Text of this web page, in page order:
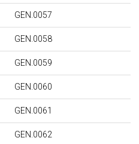
GEN.0057
GEN.0058
GEN.0059
GEN.0060
GEN.0061
GEN.0062